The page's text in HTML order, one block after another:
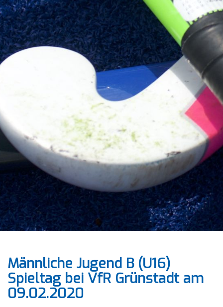
Männliche Jugend B (U16)
Spieltag bei VfR Grünstadt am
09.02.2020